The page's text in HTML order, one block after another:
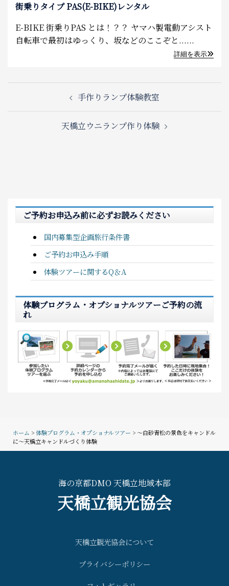
街乗りタイプ PAS(E-BIKE)レンタル
E-BIKE 街乗りPAS とは！？？ ヤマハ製電動アシスト
自転車で最初はゆっくり、坂などのここぞと......
詳細を表示
navigation手作りランプ体験教室
天橋立ウニランプ作り体験
ご予約お申込み前に必ずお読みください
国内募集型企画旅行条件書
ご予約お申込み手順
体験ツアーに関するQ＆A
体験プログラム・オプショナルツアーご予約の流
れ
ホーム >体験プログラム・オプショナルツアー > ～白砂青松の景色をキャンドル
に～天橋立キャンドルづくり体験
海の京都DMO 天橋立地域本部
天橋立観光協会
天橋立観光協会について
プライバシーポリシー